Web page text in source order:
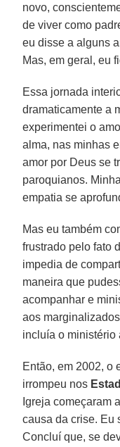
novo,
de viver como
eu disse a alguns
Mas, em geral, eu
Essa jornada
dramaticamente a
experimentei o
alma, nas minhas
amor por Deus se
paroquianos.
empatia se
Mas eu também
frustrado pelo fato
impedia de
maneira que
acompanhar e
aos
incluía o ministério
Então, em 2002, o
irrompeu nos
Igreja começaram
causa da crise. Eu
Concluí que, se